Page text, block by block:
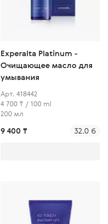
Experalta Platinum -
Очищающее масло для
умывания
Арт. 418442
4 700 ₸ / 100 ml
200 мл
9 400 ₸ 32.0 б